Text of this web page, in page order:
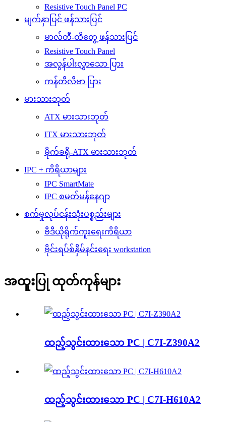
Resistive Touch Panel PC
မျက်နှာပြင် ဖန်သားပြင်
မာလ်တီ-ထိတွေ့ ဖန်သားပြင်
Resistive Touch Panel
အလွန်ပါးလွှာသော ပြား
ကန်တီလီဗာ ပြား
မားသားဘုတ်
ATX မားသားဘုတ်
ITX မားသားဘုတ်
မိုက်ခရို-ATX မားသားဘုတ်
IPC + ကိရိယာများ
IPC SmartMate
IPC စမတ်မန်နေဂျာ
စက်မှုလုပ်ငန်းသုံးပစ္စည်းများ
ဗီဒီယိုရိုက်ကူးရေးကိရိယာ
ဗိုင်းရပ်စ်နှိမ်နင်းရေး workstation
အထူးပြု ထုတ်ကုန်များ
ထည့်သွင်းထားသော PC | C7I-Z390A2
ထည့်သွင်းထားသော PC | C7I-H610A2